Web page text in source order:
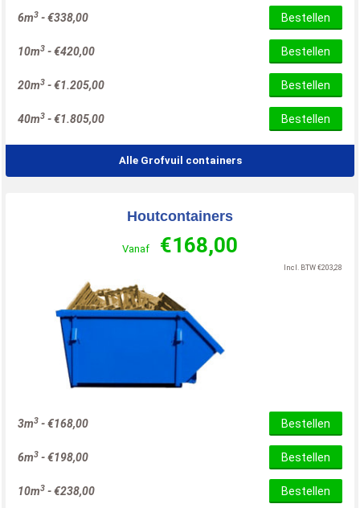
6m3 -€338,00 Bestellen
10m3 -€420,00 Bestellen
20m3 -€1.205,00 Bestellen
40m3 -€1.805,00 Bestellen
Alle Grofvuil containers
Houtcontainers
Vanaf €168,00
Incl. BTW €203,28
3m3 -€168,00 Bestellen
6m3 -€198,00 Bestellen
10m3 -€238,00 Bestellen